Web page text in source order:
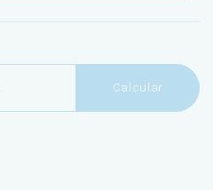
Calcular